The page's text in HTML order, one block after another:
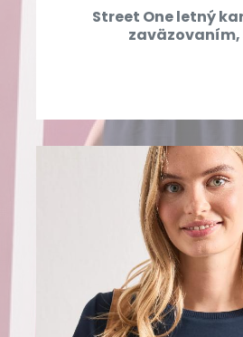
Street One letný
zaväzovaním,